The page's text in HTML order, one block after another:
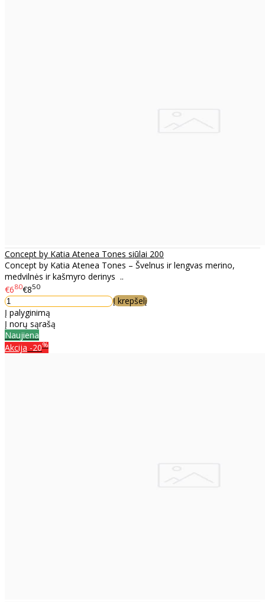
Concept by Katia Atenea Tones siūlai 200
Concept by Katia Atenea Tones – Švelnus ir lengvas merino,
medvilnės ir kašmyro derinys ..
€680€850
Į krepšelį
Į palyginimą
Į norų sąrašą
Naujiena
Akcija -20%